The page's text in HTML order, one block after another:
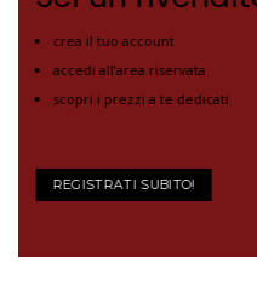
crea il tuo account
accedi all’area riservata
scopri i prezzi a te dedicati
REGISTRATI SUBITO!